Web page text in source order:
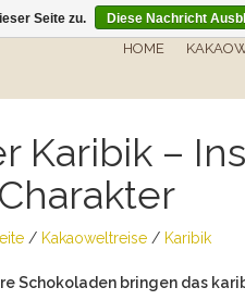
HOME
Karibik –
Charakter
/ Kakaoweltreise / Karibik
Schokoladen bringen das
Seite zu. Diese Nachricht